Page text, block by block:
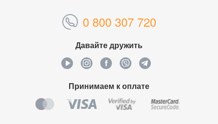
0 800 307 720
Давайте дружить
Принимаем к оплате